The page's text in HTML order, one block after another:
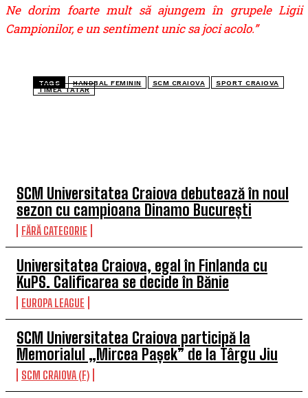
SCM Universitatea Craiova debutează în noul
sezon cu campioana Dinamo București
FĂRĂ CATEGORIE
Universitatea Craiova, egal în Finlanda cu
KuPS. Calificarea se decide în Bănie
EUROPA LEAGUE
SCM Universitatea Craiova participă la
Memorialul „Mircea Pașek” de la Târgu Jiu
SCM CRAIOVA (F)
Ne dorim foarte mult să ajungem în grupele Ligii
Campionilor, e un sentiment unic sa joci acolo.”
TAGS HANDBAL FEMININ SCM CRAIOVA
SPORT CRAIOVA
TIMEA TATAR